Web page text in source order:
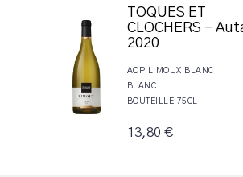
TOQUES ET
CLOCHERS -
2020
AOP LIMOUX BLANC
BLANC
BOUTEILLE 75CL
13,80 €